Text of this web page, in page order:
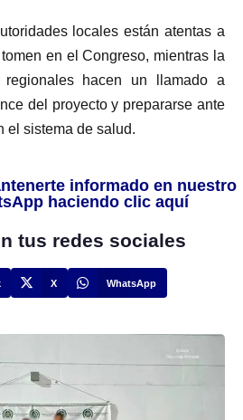
locales están atentas a
en el Congreso, mientras la
hacen un llamado a
del proyecto y prepararse ante
el sistema de salud.
informado en nuestro
haciendo clic aquí
tus redes sociales
X WhatsApp